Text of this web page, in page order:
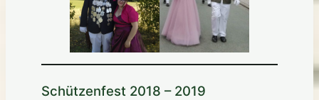
Schützenfest 2018 – 2019